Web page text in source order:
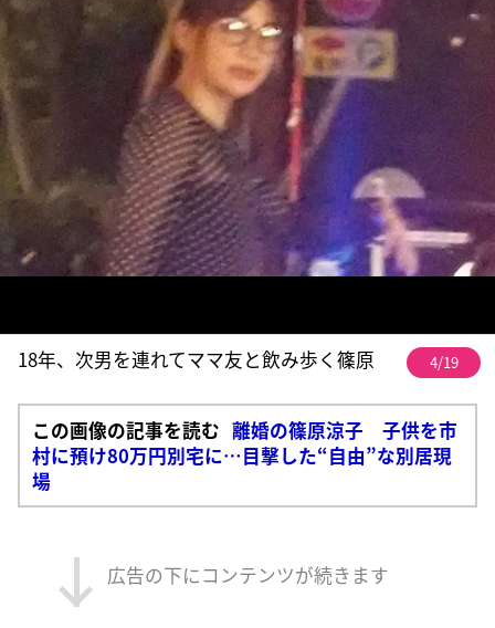
18年、次男を連れてママ友と飲み歩く篠原 4/19
この画像の記事を読む 離婚の篠原涼子 子供を市
村に預け80万円別宅に…目撃した“自由”な別居現
場
広告の下にコンテンツが続きます